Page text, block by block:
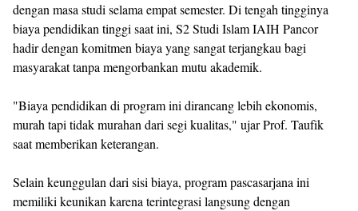
dengan masa studi selama empat semester. Di tengah tingginya
biaya pendidikan tinggi saat ini, S2 Studi Islam IAIH Pancor
hadir dengan komitmen biaya yang sangat terjangkau bagi
masyarakat tanpa mengorbankan mutu akademik.
"Biaya pendidikan di program ini dirancang lebih ekonomis,
murah tapi tidak murahan dari segi kualitas," ujar Prof. Taufik
saat memberikan keterangan.
Selain keunggulan dari sisi biaya, program pascasarjana ini
memiliki keunikan karena terintegrasi langsung dengan